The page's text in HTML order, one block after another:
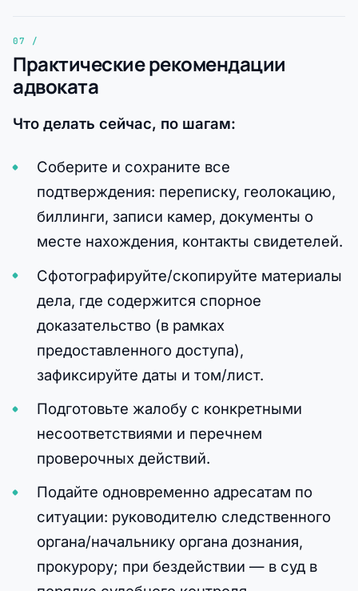
Практические рекомендации
адвоката
Что делать сейчас, по шагам:
Соберите и сохраните все
подтверждения: переписку, геолокацию,
биллинги, записи камер, документы о
месте нахождения, контакты свидетелей.
Сфотографируйте/скопируйте материалы
дела, где содержится спорное
доказательство (в рамках
предоставленного доступа),
зафиксируйте даты и том/лист.
Подготовьте жалобу с конкретными
несоответствиями и перечнем
проверочных действий.
Подайте одновременно адресатам по
ситуации: руководителю следственного
органа/начальнику органа дознания,
прокурору; при бездействии — в суд в